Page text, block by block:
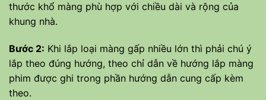
thước khổ màng phù hợp với chiều dài và rộng của
khung nhà.
Bước 2: Khi lắp loại màng gấp nhiều lớn thì phải chú ý
lắp theo đúng hướng, theo chỉ dẫn về hướng lắp màng
phim được ghi trong phần hướng dẫn cung cấp kèm
theo.